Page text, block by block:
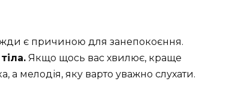
є причиною для занепокоєння.
Якщо щось вас хвилює, краще
а мелодія, яку варто уважно слухати.